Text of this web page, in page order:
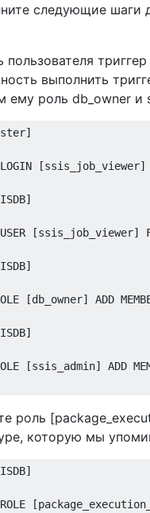
следующие шаги
пользователя
выполнить
ему роль db_owner и
]
LOGIN [ssis_job_viewer]
]
USER [ssis_job_viewer]
]
[db_owner] ADD
]
[ssis_admin] ADD
роль
которую мы
]
ROLE [